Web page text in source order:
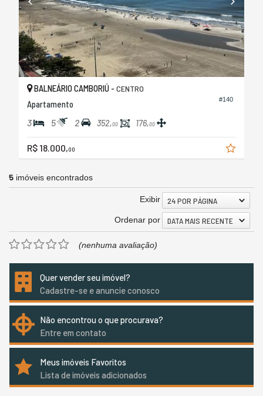
#140
BALNEÁRIO CAMBORIÚ - CENTRO
Apartamento
3 5 2 352,00 176,00
R$ 18.000,00
5 imóveis encontrados
Exibir 24 POR PÁGINA
Ordenar por DATA MAIS RECENTE
(nenhuma avaliação)
Quer vender seu imóvel?
Cadastre-se e anuncie conosco
Não encontrou o que procurava?
Entre em contato
Meus imóveis Favoritos
Lista de imóveis adicionados